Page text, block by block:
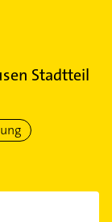
Stadtteil